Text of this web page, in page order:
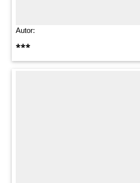
Autor:
***